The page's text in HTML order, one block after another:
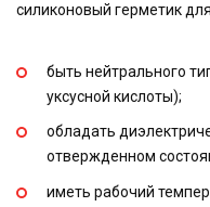
силиконовый герметик
быть нейтрального
уксусной кислоты);
обладать
отвержденном
иметь рабочий